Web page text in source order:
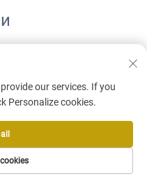
our services. If you
Personalize cookies.